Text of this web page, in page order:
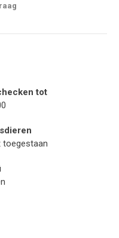
tot
toegestaan